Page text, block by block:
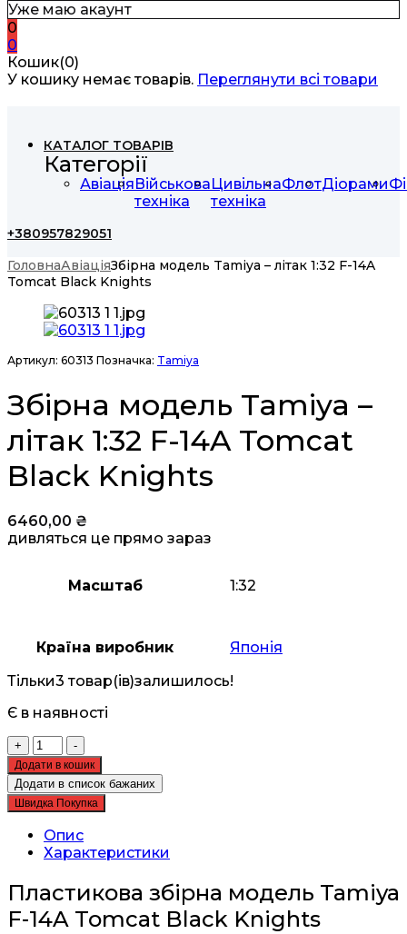
Уже маю акаунт
0
0
Кошик(0)
У кошику немає товарів. Переглянути всі товари
КАТАЛОГ ТОВАРІВ
Категорії
АвіаціяВійськова
техніка
Цивільна
техніка
ФлотДіорами
+380957829051
ГоловнаАвіаціяЗбірна модель Tamiya – літак 1:32 F-14A
Tomcat Black Knights
Артикул: 60313 Позначка: Tamiya
Збірна модель Tamiya –
літак 1:32 F-14A Tomcat
Black Knights
6460,00 ₴
дивляться це прямо зараз
Масштаб 1:32
Країна виробник
Японія
Тільки3 товар(ів)залишилось!
Є в наявності
+
Збірна
модель
Tamiya
-
літак
1:32
F-
14A
Black
Knights
-
Додати в кошик
Додати в список бажаних
Швидка Покупка
Опис
Характеристики
Пластикова збірна модель Tamiya
F-14A Tomcat Black Knights